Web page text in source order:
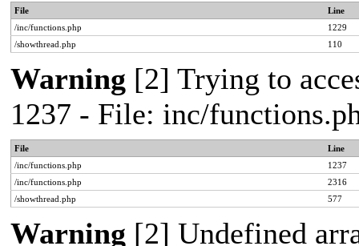
File
Line
/inc/functions.php
1229
/showthread.php
110
Warning [2] Trying to
1237 - File: inc/
File
Line
/inc/functions.php
1237
/inc/functions.php
2316
/showthread.php
577
Warning [2] Undefined